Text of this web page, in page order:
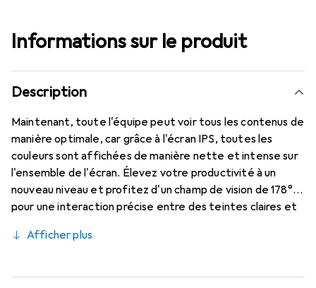
Informations sur le produit
Description
Maintenant, toute l'équipe peut voir tous les contenus de
manière optimale, car grâce à l'écran IPS, toutes les
couleurs sont affichées de manière nette et intense sur
l'ensemble de l'écran. Élevez votre productivité à un
nouveau niveau et profitez d'un champ de vision de 178°
pour une interaction précise entre des teintes claires et
favorise une grande concentration et laisse à peine un
à côte. Vous pouvez ainsi profiter d'une image sans
Afficher plus